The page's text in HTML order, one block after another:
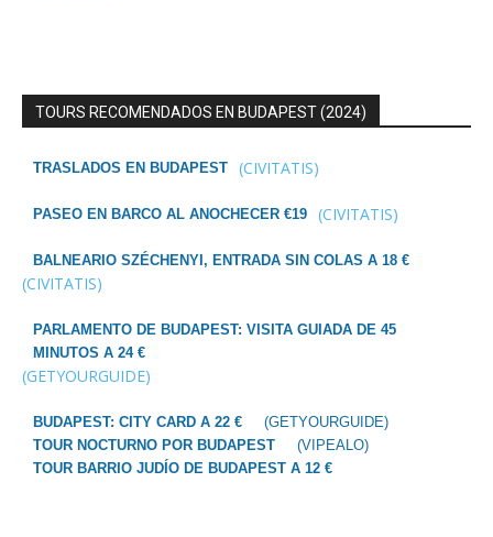
TOURS RECOMENDADOS EN BUDAPEST (2024)
TRASLADOS EN BUDAPEST (CIVITATIS)
PASEO EN BARCO AL ANOCHECER €19 (CIVITATIS)
BALNEARIO SZÉCHENYI, ENTRADA SIN COLAS A 18 €
(CIVITATIS)
PARLAMENTO DE BUDAPEST: VISITA GUIADA DE 45
MINUTOS A 24 €
(GETYOURGUIDE)
BUDAPEST: CITY CARD A 22 €
(GETYOURGUIDE)
TOUR NOCTURNO POR BUDAPEST
(VIPEALO)
TOUR BARRIO JUDÍO DE BUDAPEST A 12 €